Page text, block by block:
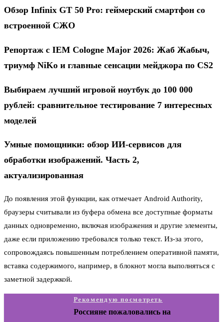
Обзор Infinix GT 50 Pro: геймерский смартфон со
встроенной СЖО
Репортаж с IEM Cologne Major 2026: Жаб Жабыч,
триумф NiKo и главные сенсации мейджора по CS2
Выбираем лучший игровой ноутбук до 100 000
рублей: сравнительное тестирование 7 интересных
моделей
Умные помощники: обзор ИИ-сервисов для
обработки изображений. Часть 2,
актуализированная
До появления этой функции, как отмечает Android Authority,
браузеры считывали из буфера обмена все доступные форматы
данных одновременно, включая изображения и другие элементы,
даже если приложению требовался только текст. Из-за этого,
сопровождаясь повышенным потреблением оперативной памяти,
вставка содержимого, например, в блокнот могла выполняться с
заметной задержкой.
Рекомендую посмотреть
Россияне пожаловались на